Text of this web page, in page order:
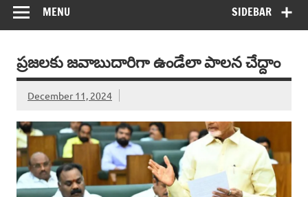
SIDEBAR
MENU
ప్రజలకు జవాబుదారిగా ఉండేలా పాలన చేద్దాం
December 11, 2024